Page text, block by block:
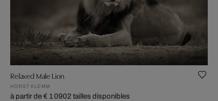
Relaxed Male Lion
HORST KLEMM
à partir de € 1 0902 tailles disponibles